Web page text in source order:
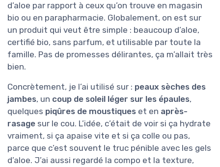
d’aloe par rapport à ceux qu’on trouve en magasin
bio ou en parapharmacie. Globalement, on est sur
un produit qui veut être simple : beaucoup d’aloe,
certifié bio, sans parfum, et utilisable par toute la
famille. Pas de promesses délirantes, ça m’allait très
bien.
Concrètement, je l’ai utilisé sur : peaux sèches des
jambes, un coup de soleil léger sur les épaules,
quelques piqûres de moustiques et en après-
rasage sur le cou. L’idée, c’était de voir si ça hydrate
vraiment, si ça apaise vite et si ça colle ou pas,
parce que c’est souvent le truc pénible avec les gels
d’aloe. J’ai aussi regardé la compo et la texture,